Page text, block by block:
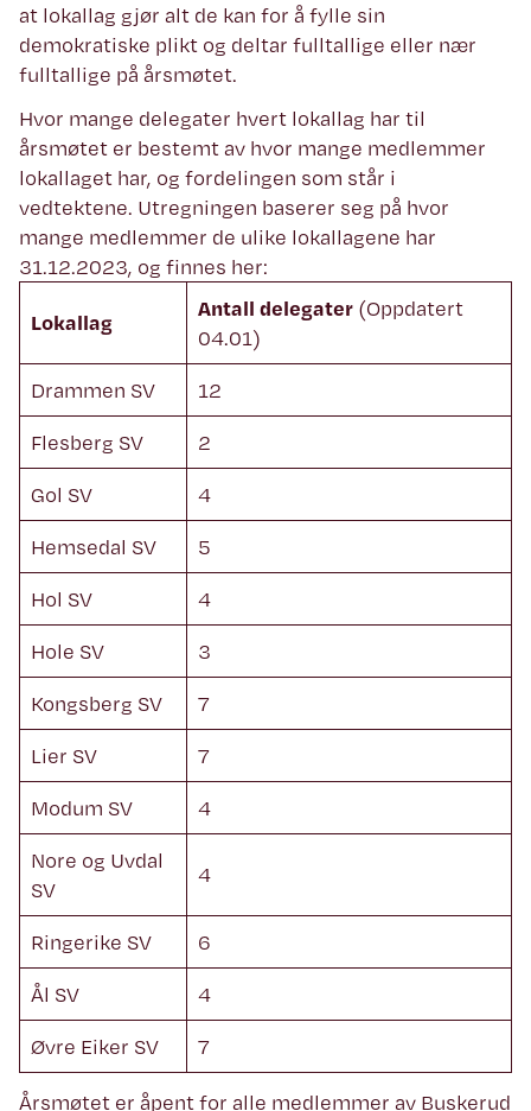
at lokallag gjør alt de kan for å fylle sin
demokratiske plikt og deltar fulltallige eller nær
fulltallige på årsmøtet.
Hvor mange delegater hvert lokallag har til
årsmøtet er bestemt av hvor mange medlemmer
lokallaget har, og fordelingen som står i
vedtektene. Utregningen baserer seg på hvor
mange medlemmer de ulike lokallagene har
31.12.2023, og finnes her:
Lokallag
Antall delegater (Oppdatert
04.01)
Drammen SV
12
Flesberg SV
2
Gol SV
4
Hemsedal SV
5
Hol SV
4
Hole SV
3
Kongsberg SV
7
Lier SV
7
Modum SV
4
Nore og Uvdal
SV
4
Ringerike SV
6
Ål SV
4
Øvre Eiker SV
7
Årsmøtet er åpent for alle medlemmer av Buskerud